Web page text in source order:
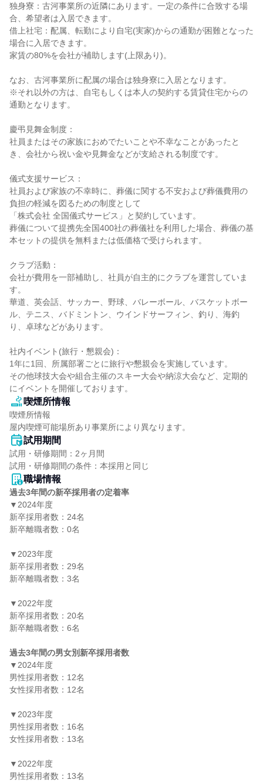
独身寮：古河事業所の近隣にあります。一定の条件に合致する場
合、希望者は入居できます。
借上社宅：配属、転勤により自宅(実家)からの通勤が困難となった
場合に入居できます。
家賃の80%を会社が補助します(上限あり)。
なお、古河事業所に配属の場合は独身寮に入居となります。
※それ以外の方は、自宅もしくは本人の契約する賃貸住宅からの
通勤となります。
慶弔見舞金制度：
社員またはその家族におめでたいことや不幸なことがあったと
き、会社から祝い金や見舞金などが支給される制度です。
儀式支援サービス：
社員および家族の不幸時に、葬儀に関する不安および葬儀費用の
負担の軽減を図るための制度として
「株式会社 全国儀式サービス」と契約しています。
葬儀について提携先全国400社の葬儀社を利用した場合、葬儀の基
本セットの提供を無料または低価格で受けられます。
クラブ活動：
会社が費用を一部補助し、社員が自主的にクラブを運営していま
す。
華道、英会話、サッカー、野球、バレーボール、バスケットボー
ル、テニス、バドミントン、ウインドサーフィン、釣り、海釣
り、卓球などがあります。
社内イベント(旅行・懇親会)：
1年に1回、所属部署ごとに旅行や懇親会を実施しています。
その他球技大会や組合主催のスキー大会や納涼大会など、定期的
にイベントを開催しております。
喫煙所情報
喫煙所情報
屋内喫煙可能場所あり事業所により異なります。
試用期間
試用・研修期間：2ヶ月間
職場情報
過去3年間の新卒採用者の定着率
▼2024年度
新卒採用者数：24名
新卒離職者数：0名
▼2023年度
新卒採用者数：29名
新卒離職者数：3名
▼2022年度
新卒採用者数：20名
新卒離職者数：6名
過去3年間の男女別新卒採用者数
▼2024年度
男性採用者数：12名
女性採用者数：12名
▼2023年度
男性採用者数：16名
女性採用者数：13名
▼2022年度
男性採用者数：13名